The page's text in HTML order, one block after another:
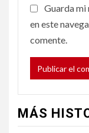
Guarda
en este
comente.
MÁS